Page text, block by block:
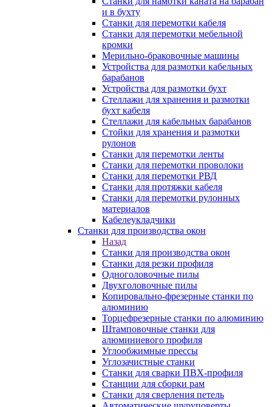
и в бухту
Станки для перемотки кабеля
Станки для перемотки мебельной
кромки
Мерильно-браковочные машины
Устройства для размотки кабельных
барабанов
Устройства для размотки бухт
Стеллажи для хранения и размотки
бухт кабеля
Стеллажи для кабельных барабанов
Стойки для хранения и размотки
рулонов
Станки для перемотки ленты
Станки для перемотки проволоки
Станки для перемотки РВД
Станки для протяжки кабеля
Станки для перемотки рулонных
материалов
Кабелеукладчики
Станки для производства окон
Назад
Станки для производства окон
Станки для резки профиля
Одноголовочные пилы
Двухголовочные пилы
Копировально-фрезерные станки по
алюминию
Торцефрезерные станки по алюминию
Штамповочные станки для
алюминиевого профиля
Углообжимные прессы
Углозачистные станки
Станки для сварки ПВХ-профиля
Станции для сборки рам
Станки для сверления петель